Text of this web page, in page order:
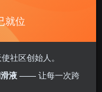
，我觉得还是
同价位的杯子，
引顾客，但是并
就位
社区创始人。
液 —— 让每一次跨